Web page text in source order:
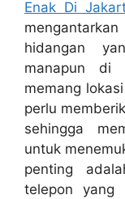
Enak Di
hidangan
manapun di
memang
perlu
sehingga
untuk
penting
telepon yang